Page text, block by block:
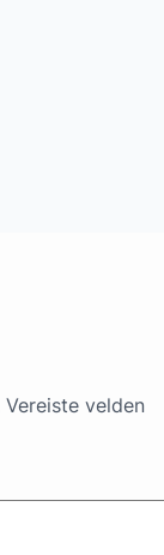
Vereiste velden